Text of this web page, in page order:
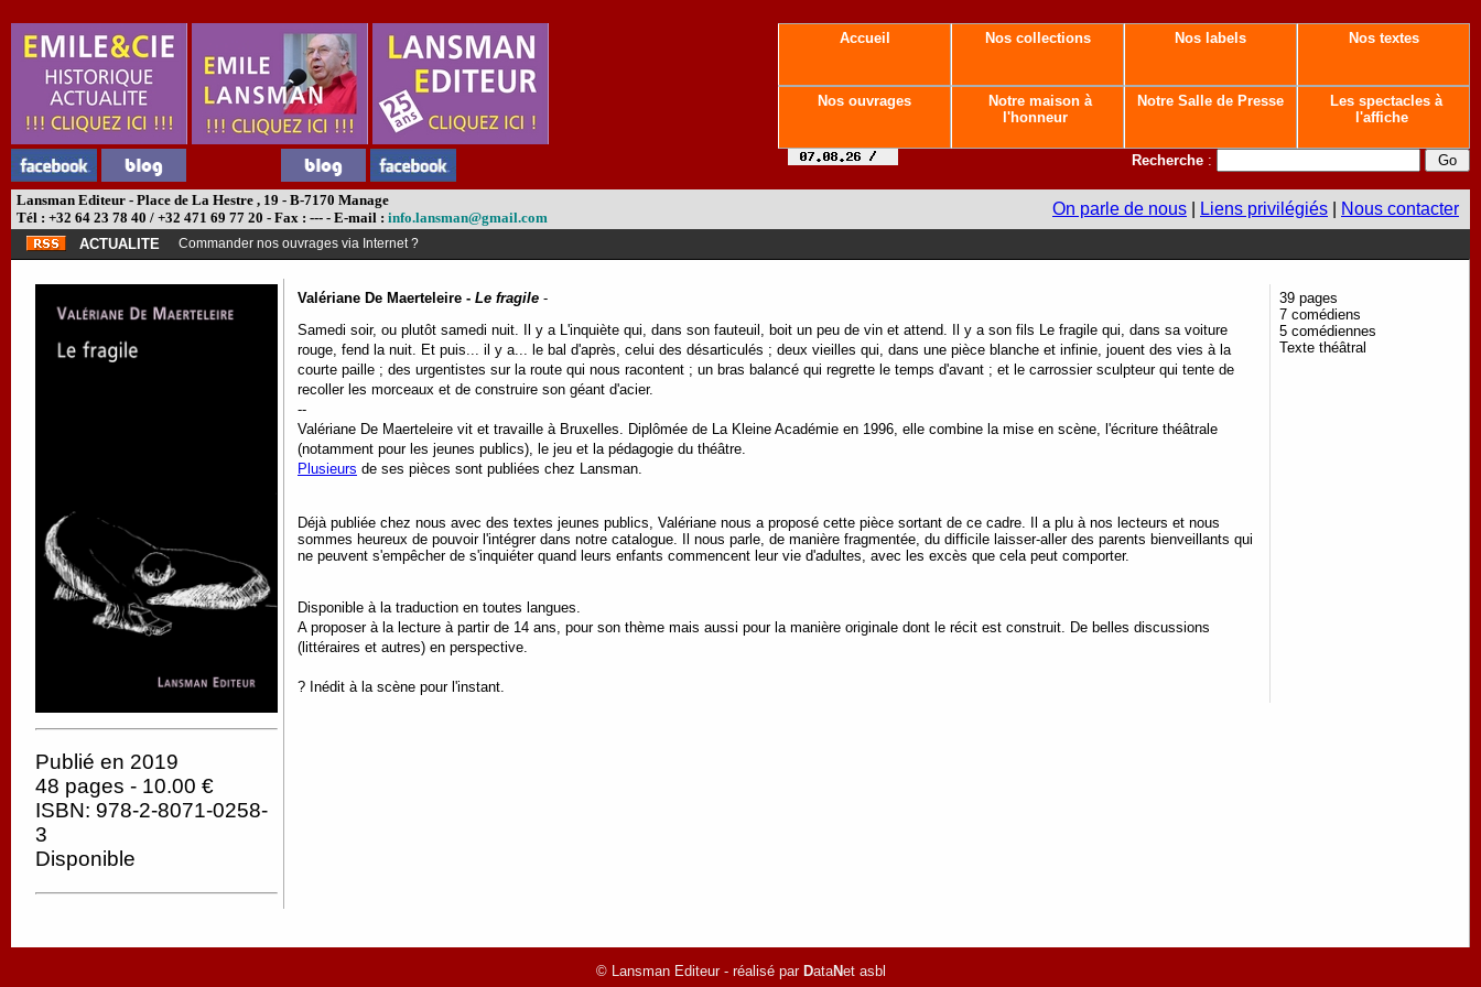
Accueil Nos collections Nos labels Nos textes
Nos ouvrages
Notre maison à
l'honneur
Notre Salle de Presse
Les spectacles à
l'affiche
Recherche :
Lansman Editeur - Place de La Hestre , 19 - B-7170 Manage
Tél : +32 64 23 78 40 / +32 471 69 77 20 - Fax : --- - E-mail : info.lansman@gmail.com On parle de nous Liens privilégiés Nous contacter
ACTUALITE Commander nos ouvrages via Internet ?
Publié en 2019
48 pages - 10.00 €
ISBN: 978-2-8071-0258-
3
Disponible
Valériane De Maerteleire - Le fragile -
Samedi soir, ou plutôt samedi nuit. Il y a L'inquiète qui, dans son fauteuil, boit un peu de vin et attend. Il y a son fils Le fragile qui, dans sa voiture
rouge, fend la nuit. Et puis... il y a... le bal d'après, celui des désarticulés ; deux vieilles qui, dans une pièce blanche et infinie, jouent des vies à la
courte paille ; des urgentistes sur la route qui nous racontent ; un bras balancé qui regrette le temps d'avant ; et le carrossier sculpteur qui tente de
recoller les morceaux et de construire son géant d'acier.
--
Valériane De Maerteleire vit et travaille à Bruxelles. Diplômée de La Kleine Académie en 1996, elle combine la mise en scène, l'écriture théâtrale
(notamment pour les jeunes publics), le jeu et la pédagogie du théâtre.
Plusieurs de ses pièces sont publiées chez Lansman.
Déjà publiée chez nous avec des textes jeunes publics, Valériane nous a proposé cette pièce sortant de ce cadre. Il a plu à nos lecteurs et nous
sommes heureux de pouvoir l'intégrer dans notre catalogue. Il nous parle, de manière fragmentée, du difficile laisser-aller des parents bienveillants qui
ne peuvent s'empêcher de s'inquiéter quand leurs enfants commencent leur vie d'adultes, avec les excès que cela peut comporter.
Disponible à la traduction en toutes langues.
A proposer à la lecture à partir de 14 ans, pour son thème mais aussi pour la manière originale dont le récit est construit. De belles discussions
(littéraires et autres) en perspective.
? Inédit à la scène pour l'instant.
39 pages
7 comédiens
5 comédiennes
Texte théâtral
© Lansman Editeur - réalisé par DataNet asbl